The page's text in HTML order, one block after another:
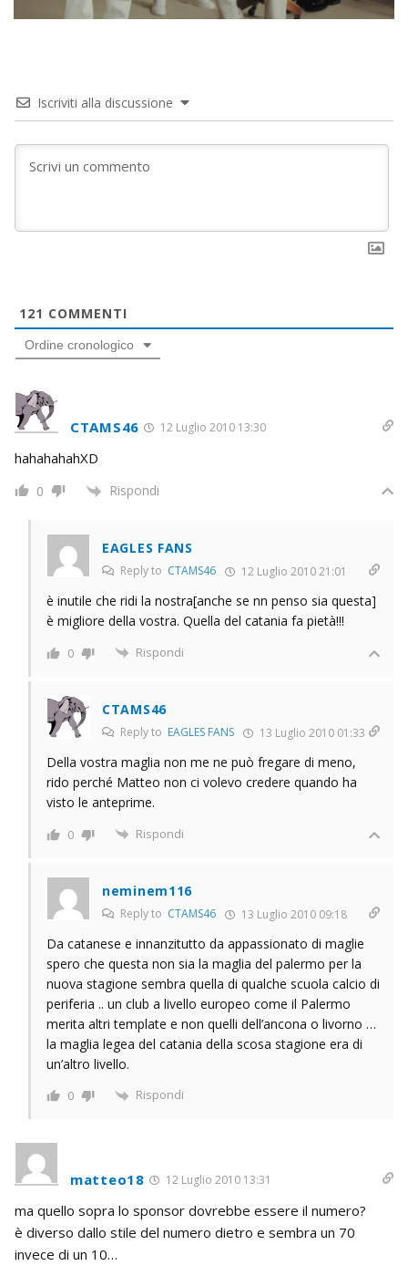
Iscriviti alla discussione
121 COMMENTI
Ordine cronologico
CTAMS46 12 Luglio 2010 13:30
hahahahahXD
0 Rispondi
EAGLES FANS
Reply to CTAMS46 12 Luglio 2010 21:01
è inutile che ridi la nostra[anche se nn penso sia questa]
è migliore della vostra. Quella del catania fa pietà!!!
0 Rispondi
CTAMS46
Reply to EAGLES FANS 13 Luglio 2010 01:33
Della vostra maglia non me ne può fregare di meno,
rido perché Matteo non ci volevo credere quando ha
visto le anteprime.
0 Rispondi
neminem116
Reply to CTAMS46 13 Luglio 2010 09:18
Da catanese e innanzitutto da appassionato di maglie
spero che questa non sia la maglia del palermo per la
nuova stagione sembra quella di qualche scuola calcio di
periferia .. un club a livello europeo come il Palermo
merita altri template e non quelli dell’ancona o livorno …
la maglia legea del catania della scosa stagione era di
un’altro livello.
0 Rispondi
matteo18 12 Luglio 2010 13:31
ma quello sopra lo sponsor dovrebbe essere il numero?
è diverso dallo stile del numero dietro e sembra un 70
invece di un 10…